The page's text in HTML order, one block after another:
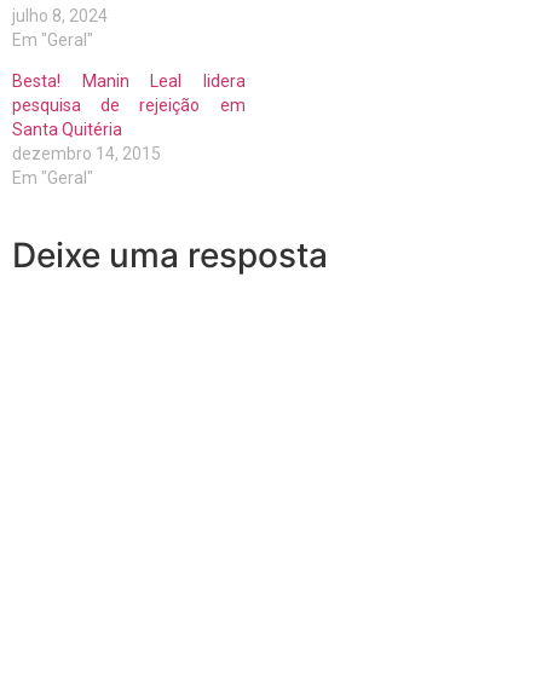
julho 8, 2024
Em "Geral"
Besta! Manin Leal lidera
pesquisa de rejeição em
Santa Quitéria
dezembro 14, 2015
Em "Geral"
Deixe uma resposta